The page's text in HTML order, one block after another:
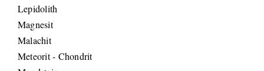
Lepidolith
Magnesit
Malachit
Meteorit - Chondrit